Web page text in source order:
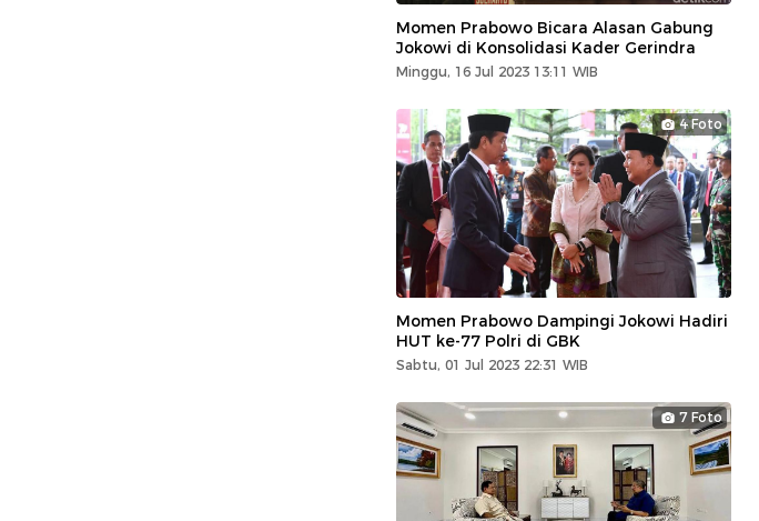
Momen Prabowo Bicara Alasan Gabung
Jokowi di Konsolidasi Kader Gerindra
Minggu, 16 Jul 2023 13:11 WIB
4 Foto
Momen Prabowo Dampingi Jokowi Hadiri
HUT ke-77 Polri di GBK
Sabtu, 01 Jul 2023 22:31 WIB
7 Foto